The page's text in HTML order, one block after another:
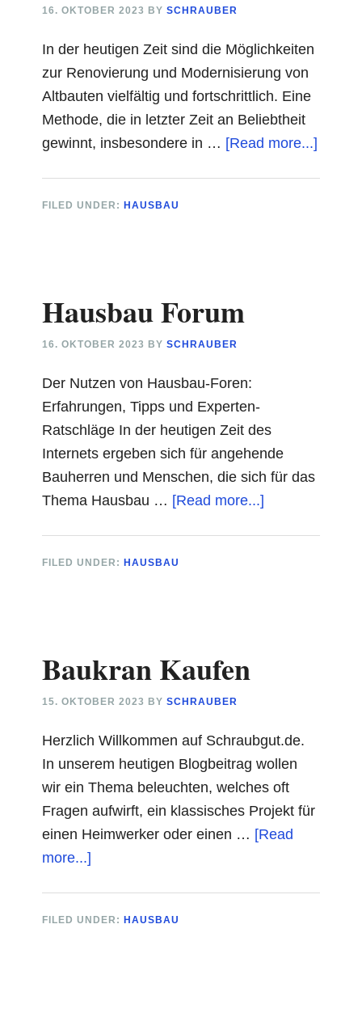
16. OKTOBER 2023 BYSCHRAUBER
In der heutigen Zeit sind die Möglichkeiten
zur Renovierung und Modernisierung von
Altbauten vielfältig und fortschrittlich. Eine
Methode, die in letzter Zeit an Beliebtheit
gewinnt, insbesondere in … [Read more...]
FILED UNDER: HAUSBAU
Hausbau Forum
16. OKTOBER 2023 BYSCHRAUBER
Der Nutzen von Hausbau-Foren:
Erfahrungen, Tipps und Experten-
Ratschläge In der heutigen Zeit des
Internets ergeben sich für angehende
Bauherren und Menschen, die sich für das
Thema Hausbau … [Read more...]
FILED UNDER: HAUSBAU
Baukran Kaufen
15. OKTOBER 2023 BYSCHRAUBER
Herzlich Willkommen auf Schraubgut.de.
In unserem heutigen Blogbeitrag wollen
wir ein Thema beleuchten, welches oft
Fragen aufwirft, ein klassisches Projekt für
einen Heimwerker oder einen … [Read
more...]
FILED UNDER: HAUSBAU